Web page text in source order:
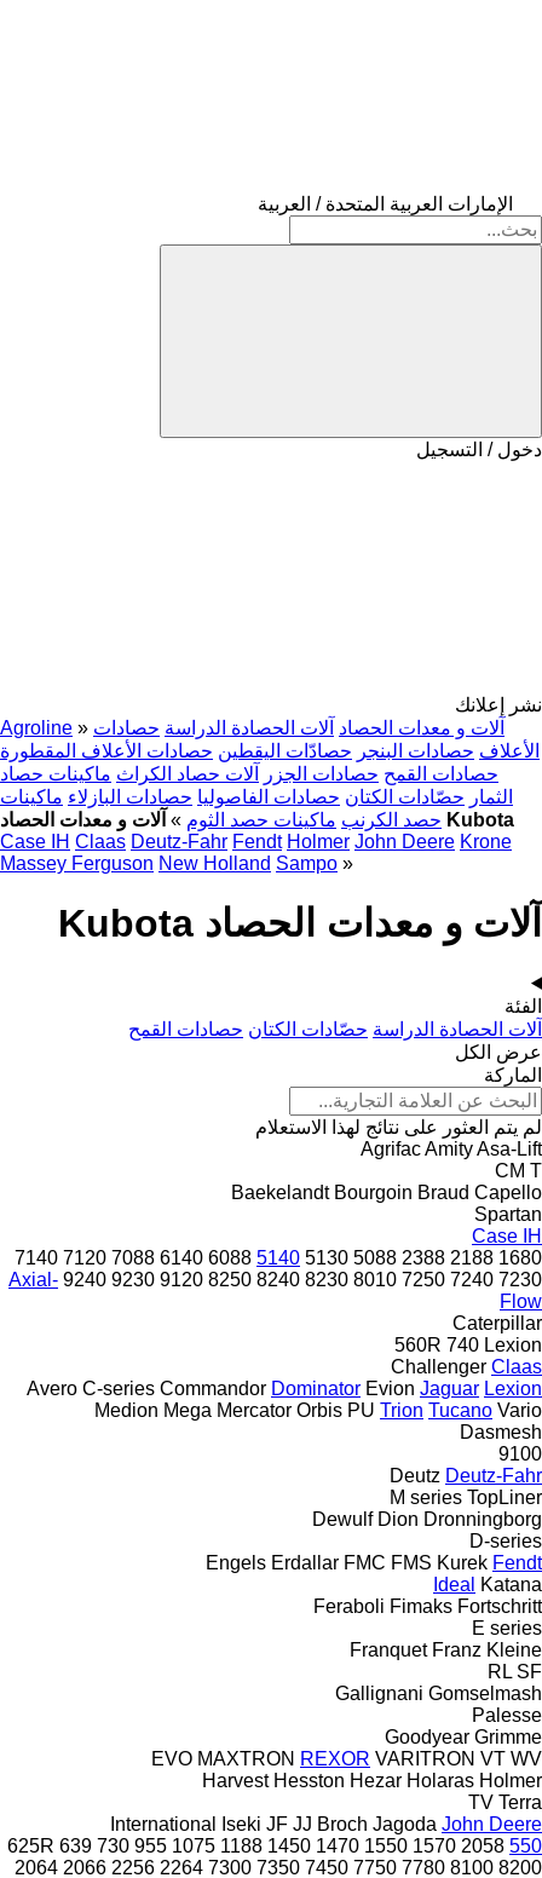
الإمارات العربية المتحدة / العربية
دخول / التسجيل
نشر إعلانك
Agroline » آلات و معدات الحصاد آلات الحصادة الدراسة حصادات
الأعلاف حصادات البنجر حصادّات اليقطين حصادات الأعلاف المقطورة
حصادات القمح حصادات الجزر آلات حصاد الكراث ماكينات حصاد
الثمار حصّادات الكتان حصادات الفاصوليا حصادات البازلاء ماكينات
حصد الكرنب ماكينات حصد الثوم »
آلات و معدات الحصاد Kubota
Case IH Claas Deutz-Fahr Fendt Holmer John Deere Krone
Massey Ferguson New Holland Sampo »
آلات و معدات الحصاد Kubota
الفئة
آلات الحصادة الدراسة حصّادات الكتان حصادات القمح
عرض الكل
الماركة
لم يتم العثور على نتائج لهذا الاستعلام
AgrifacAmityAsa-Lift
CM T
Baekelandt Bourgoin Braud Capello
Spartan
Case IH
1680
2188
2388
5088
5130
5140
6088
6140
7088
7120
7140
7230
7240
7250
8010
8230
8240
8250
9120
9230
9240
Axial-
Flow
Caterpillar
560R 740 Lexion
Challenger Claas
Avero C-series Commandor Dominator Evion Jaguar Lexion
Medion Mega Mercator Orbis PU Trion Tucano Vario
Dasmesh
9100
Deutz Deutz-Fahr
M series TopLiner
Dewulf Dion Dronningborg
D-series
Engels Erdallar FMC FMS Kurek Fendt
Ideal
Katana
Feraboli Fimaks Fortschritt
E series
Franquet Franz Kleine
RL SF
Gallignani Gomselmash
Palesse
Goodyear Grimme
EVO MAXTRON REXOR VARITRON VT WV
Harvest Hesston Hezar Holaras Holmer
TV Terra
International
Iseki JF JJ Broch Jagoda John Deere
550
625R 639 730 955 1075 1188 1450 1470 1550 1570 2058
2064 2066 2256 2264 7300 7350 7450 7750 7780 8100 8200